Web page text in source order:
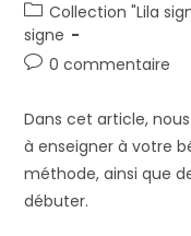
Collection "Lila
signe
0 commentaire
Dans cet article,
à enseigner à votre
méthode, ainsi que
débuter.